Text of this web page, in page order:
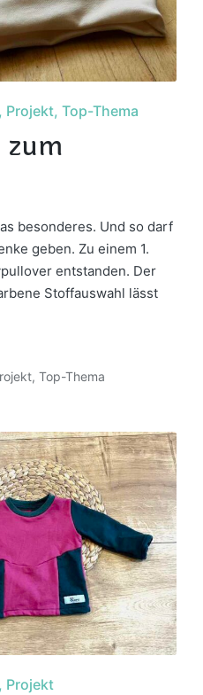
Projekt Top-Thema
besonderes. Und so darf
geben. Zu einem 1.
entstanden. Der
Stoffauswahl lässt
, Top-Thema
Projekt